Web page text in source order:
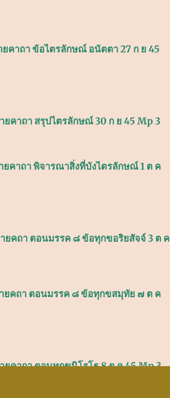
ยคาถา ข้อไตรลักษณ์ อนัตตา 27 ก ย 45
ยคาถา สรุปไตรลักษณ์ 30 ก ย 45 Mp 3
ยคาถา พิจารณาสิ่งที่บังไตรลักษณ์ 1 ต ค
ยคถา ตอนมรรค ๘ ข้อทุกขอริยสัจจ์ 3 ต ค
ยคถา ตอนมรรค ๘ ข้อทุกขสมุทัย ๗ ต ค
ยคาถา ตอนทุกขนิโรโธ 8 ต ค 45 Mp 3